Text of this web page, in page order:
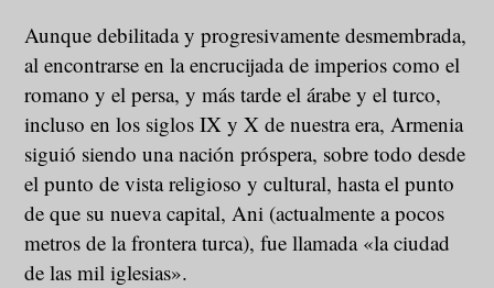
Aunque debilitada y progresivamente desmembrada,
al encontrarse en la encrucijada de imperios como el
romano y el persa, y más tarde el árabe y el turco,
incluso en los siglos IX y X de nuestra era, Armenia
siguió siendo una nación próspera, sobre todo desde
el punto de vista religioso y cultural, hasta el punto
de que su nueva capital, Ani (actualmente a pocos
metros de la frontera turca), fue llamada «la ciudad
de las mil iglesias».